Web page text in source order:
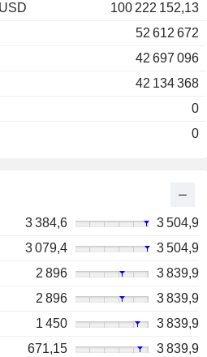
100 222 152,13
52 612 672
42 697 096
42 134 368
0
0
3 384,6
3 504,9
3 079,4
3 504,9
2 896
3 839,9
2 896
3 839,9
1 450
3 839,9
671,15
3 839,9